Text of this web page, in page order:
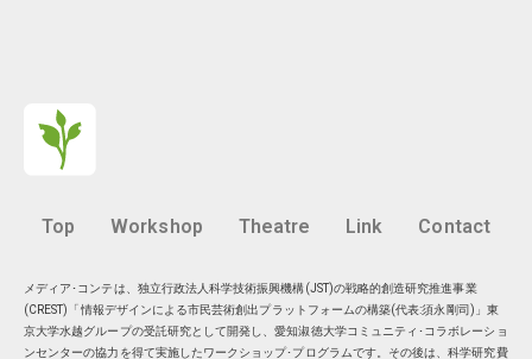
Top Workshop Theatre Link Contact
メディア･コンテは、独立行政法人科学技術振興機構(JST)の戦略的創造研究推進事業
(CREST)「情報デザインによる市民芸術創出プラットフォームの構築(代表:須永剛司)」東
京大学水越グループの受託研究として開発し、愛知淑徳大学コミュニティ･コラボレーショ
ンセンターの協力を得て実施したワークショップ･プログラムです。その後は、科学研究費